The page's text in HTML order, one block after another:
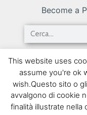
Become a
Tango Podcast
“Cantores de
20/06/2011
This website uses
assume you're ok
wish.Questo sito o
avvalgono di cookie
finalità illustrate nella